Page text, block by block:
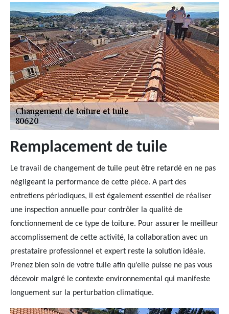
Remplacement de tuile
Le travail de changement de tuile peut être retardé en ne pas
négligeant la performance de cette pièce. A part des
entretiens périodiques, il est également essentiel de réaliser
une inspection annuelle pour contrôler la qualité de
fonctionnement de ce type de toiture. Pour assurer le meilleur
accomplissement de cette activité, la collaboration avec un
prestataire professionnel et expert reste la solution idéale.
Prenez bien soin de votre tuile afin qu’elle puisse ne pas vous
décevoir malgré le contexte environnemental qui manifeste
longuement sur la perturbation climatique.